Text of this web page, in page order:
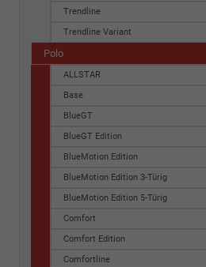
Trendline
Trendline Variant
Polo
ALLSTAR
Base
BlueGT
BlueGT Edition
BlueMotion Edition
BlueMotion Edition 3-Türig
BlueMotion Edition 5-Türig
Comfort
Comfort Edition
Comfortline